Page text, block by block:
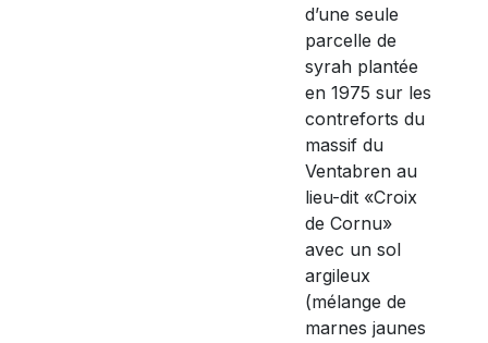
d’une seule
parcelle de
syrah plantée
en 1975 sur les
contreforts du
massif du
Ventabren au
lieu-dit «Croix
de Cornu»
avec un sol
argileux
(mélange de
marnes jaunes